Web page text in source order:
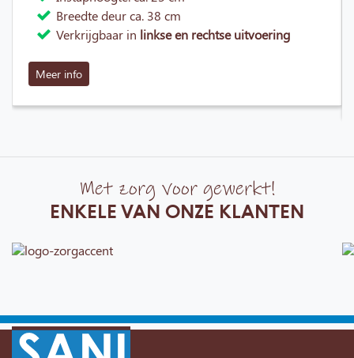
Breedte deur ca. 38 cm
Verkrijgbaar in linkse en rechtse uitvoering
Meer info
Met zorg voor gewerkt!
ENKELE VAN ONZE KLANTEN